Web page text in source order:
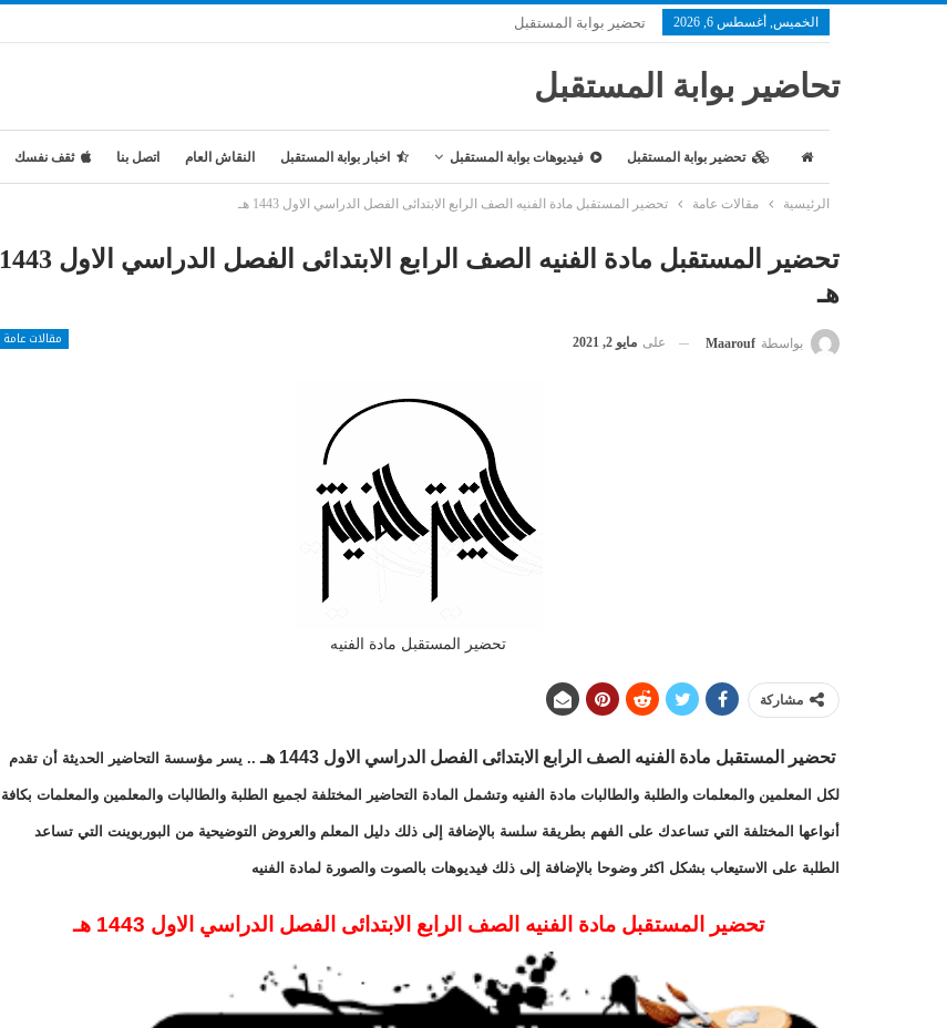
الخميس, أغسطس 6, 2026 تحضير بوابة المستقبل
تحاضير بوابة المستقبل
تحضير بوابة المستقبل فيديوهات بوابة المستقبل اخبار بوابة المستقبل النقاش العام اتصل بنا ثقف نفسك
الرئيسية مقالات عامة تحضير المستقبل مادة الفنيه الصف الرابع الابتدائى الفصل الدراسي الاول 1443 هـ
تحضير المستقبل مادة الفنيه الصف الرابع الابتدائى الفصل الدراسي الاول 1443
هـ
مقالات عامة بواسطة Maarouf على مايو 2, 2021
تحضير المستقبل مادة الفنيه
مشاركة
تحضير المستقبل مادة الفنيه الصف الرابع الابتدائى الفصل الدراسي الاول 1443 هـ .. يسر مؤسسة التحاضير الحديثة أن تقدم
لكل المعلمين والمعلمات والطلبة والطالبات مادة الفنيه وتشمل المادة التحاضير المختلفة لجميع الطلبة والطالبات والمعلمين والمعلمات بكافة
أنواعها المختلفة التي تساعدك على الفهم بطريقة سلسة بالإضافة إلى ذلك دليل المعلم والعروض التوضيحية من البوربوينت التي تساعد
الطلبة على الاستيعاب بشكل اكثر وضوحا بالإضافة إلى ذلك فيديوهات بالصوت والصورة لمادة الفنيه
تحضير المستقبل مادة الفنيه الصف الرابع الابتدائى الفصل الدراسي الاول 1443 هـ